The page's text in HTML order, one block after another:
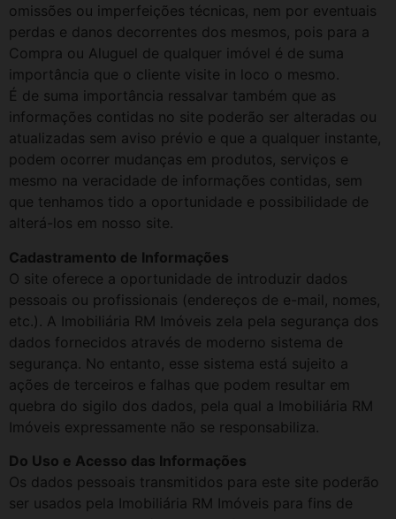
omissões ou imperfeições técnicas, nem por eventuais
perdas e danos decorrentes dos mesmos, pois para a
Compra ou Aluguel de qualquer imóvel é de suma
importância que o cliente visite in loco o mesmo.
É de suma importância ressalvar também que as
informações contidas no site poderão ser alteradas ou
atualizadas sem aviso prévio e que a qualquer instante,
podem ocorrer mudanças em produtos, serviços e
mesmo na veracidade de informações contidas, sem
que tenhamos tido a oportunidade e possibilidade de
alterá-los em nosso site.
Cadastramento de Informações
O site oferece a oportunidade de introduzir dados
pessoais ou profissionais (endereços de e-mail, nomes,
etc.). A Imobiliária RM Imóveis zela pela segurança dos
dados fornecidos através de moderno sistema de
segurança. No entanto, esse sistema está sujeito a
ações de terceiros e falhas que podem resultar em
quebra do sigilo dos dados, pela qual a Imobiliária RM
Imóveis expressamente não se responsabiliza.
Do Uso e Acesso das Informações
Os dados pessoais transmitidos para este site poderão
ser usados pela Imobiliária RM Imóveis para fins de